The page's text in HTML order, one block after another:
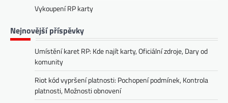
Vykoupení RP karty
Nejnovější příspěvky
Umístění karet RP: Kde najít karty, Oficiální zdroje, Dary od
komunity
Riot kód vypršení platnosti: Pochopení podmínek, Kontrola
platnosti, Možnosti obnovení